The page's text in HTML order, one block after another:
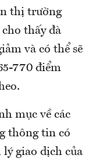
thị trường
thấy đà
và có thể sẽ
770 điểm
mục về các
thông tin có
giao dịch của